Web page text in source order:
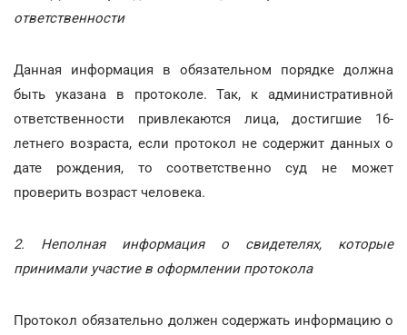
ответственности
Данная информация в обязательном порядке должна
быть указана в протоколе. Так, к административной
ответственности привлекаются лица, достигшие 16-
летнего возраста, если протокол не содержит данных о
дате рождения, то соответственно суд не может
проверить возраст человека.
2. Неполная информация о свидетелях, которые
принимали участие в оформлении протокола
Протокол обязательно должен содержать информацию о